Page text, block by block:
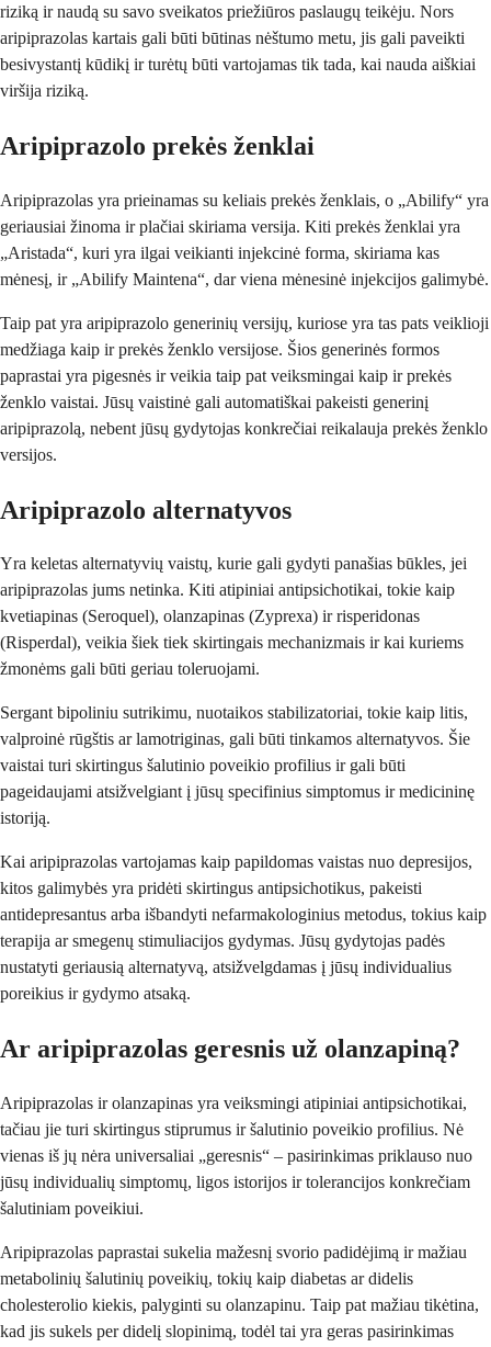
riziką ir naudą su savo sveikatos priežiūros paslaugų teikėju. Nors
aripiprazolas kartais gali būti būtinas nėštumo metu, jis gali paveikti
besivystantį kūdikį ir turėtų būti vartojamas tik tada, kai nauda aiškiai
viršija riziką.
Aripiprazolo prekės ženklai
Aripiprazolas yra prieinamas su keliais prekės ženklais, o „Abilify“ yra
geriausiai žinoma ir plačiai skiriama versija. Kiti prekės ženklai yra
„Aristada“, kuri yra ilgai veikianti injekcinė forma, skiriama kas
mėnesį, ir „Abilify Maintena“, dar viena mėnesinė injekcijos galimybė.
Taip pat yra aripiprazolo generinių versijų, kuriose yra tas pats veiklioji
medžiaga kaip ir prekės ženklo versijose. Šios generinės formos
paprastai yra pigesnės ir veikia taip pat veiksmingai kaip ir prekės
ženklo vaistai. Jūsų vaistinė gali automatiškai pakeisti generinį
aripiprazolą, nebent jūsų gydytojas konkrečiai reikalauja prekės ženklo
versijos.
Aripiprazolo alternatyvos
Yra keletas alternatyvių vaistų, kurie gali gydyti panašias būkles, jei
aripiprazolas jums netinka. Kiti atipiniai antipsichotikai, tokie kaip
kvetiapinas (Seroquel), olanzapinas (Zyprexa) ir risperidonas
(Risperdal), veikia šiek tiek skirtingais mechanizmais ir kai kuriems
žmonėms gali būti geriau toleruojami.
Sergant bipoliniu sutrikimu, nuotaikos stabilizatoriai, tokie kaip litis,
valproinė rūgštis ar lamotriginas, gali būti tinkamos alternatyvos. Šie
vaistai turi skirtingus šalutinio poveikio profilius ir gali būti
pageidaujami atsižvelgiant į jūsų specifinius simptomus ir medicininę
istoriją.
Kai aripiprazolas vartojamas kaip papildomas vaistas nuo depresijos,
kitos galimybės yra pridėti skirtingus antipsichotikus, pakeisti
antidepresantus arba išbandyti nefarmakologinius metodus, tokius kaip
terapija ar smegenų stimuliacijos gydymas. Jūsų gydytojas padės
nustatyti geriausią alternatyvą, atsižvelgdamas į jūsų individualius
poreikius ir gydymo atsaką.
Ar aripiprazolas geresnis už olanzapiną?
Aripiprazolas ir olanzapinas yra veiksmingi atipiniai antipsichotikai,
tačiau jie turi skirtingus stiprumus ir šalutinio poveikio profilius. Nė
vienas iš jų nėra universaliai „geresnis“ – pasirinkimas priklauso nuo
jūsų individualių simptomų, ligos istorijos ir tolerancijos konkrečiam
šalutiniam poveikiui.
Aripiprazolas paprastai sukelia mažesnį svorio padidėjimą ir mažiau
metabolinių šalutinių poveikių, tokių kaip diabetas ar didelis
cholesterolio kiekis, palyginti su olanzapinu. Taip pat mažiau tikėtina,
kad jis sukels per didelį slopinimą, todėl tai yra geras pasirinkimas